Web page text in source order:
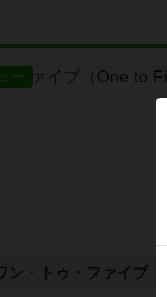
ー
ン・トゥ・ファイブ